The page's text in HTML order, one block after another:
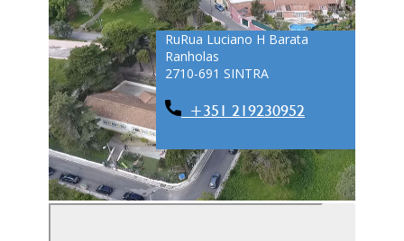
Ru​Rua Luciano H Barata
Ranholas
2710-691 SINTRA
+351 ​​​​219230952